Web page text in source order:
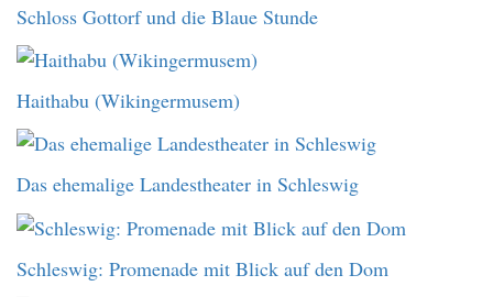
Schloss Gottorf und die Blaue Stunde
Haithabu (Wikingermusem)
Das ehemalige Landestheater in Schleswig
Schleswig: Promenade mit Blick auf den Dom